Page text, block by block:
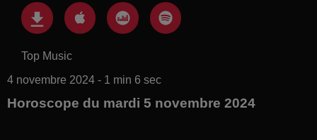
Top Music
4 novembre 2024 - 1 min 6 sec
Horoscope du mardi 5 novembre 2024